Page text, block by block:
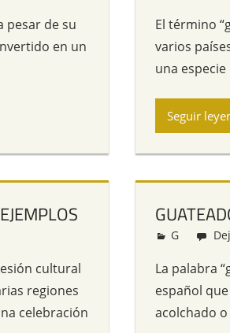
pesar de su
en un
El término
varios
una
Seguir
cultural
regiones
celebración
Redacción
G
La palabra
español
acolchado